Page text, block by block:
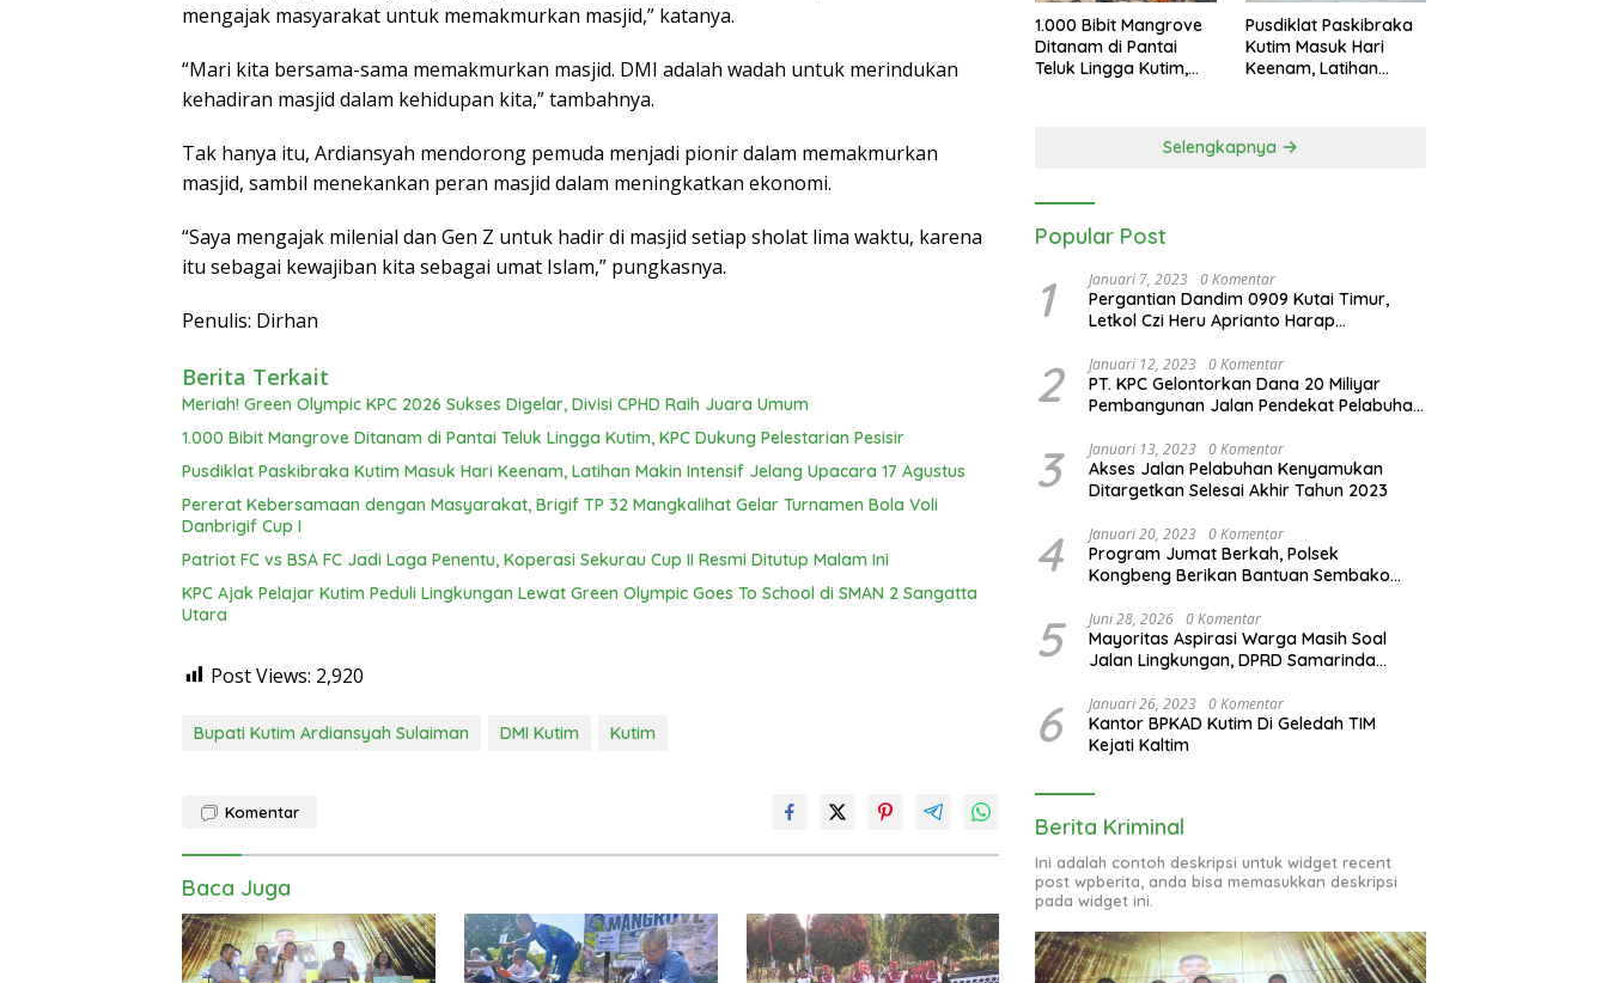
mengajak masyarakat untuk memakmurkan masjid,” katanya.
“Mari kita bersama-sama memakmurkan masjid. DMI adalah wadah untuk merindukan
kehadiran masjid dalam kehidupan kita,” tambahnya.
Tak hanya itu, Ardiansyah mendorong pemuda menjadi pionir dalam memakmurkan
masjid, sambil menekankan peran masjid dalam meningkatkan ekonomi.
“Saya mengajak milenial dan Gen Z untuk hadir di masjid setiap sholat lima waktu, karena
itu sebagai kewajiban kita sebagai umat Islam,” pungkasnya.
Penulis: Dirhan
Berita Terkait
Meriah! Green Olympic KPC 2026 Sukses Digelar, Divisi CPHD Raih Juara Umum
1.000 Bibit Mangrove Ditanam di Pantai Teluk Lingga Kutim, KPC Dukung Pelestarian Pesisir
Pusdiklat Paskibraka Kutim Masuk Hari Keenam, Latihan Makin Intensif Jelang Upacara 17 Agustus
Pererat Kebersamaan dengan Masyarakat, Brigif TP 32 Mangkalihat Gelar Turnamen Bola Voli
Danbrigif Cup I
Patriot FC vs BSA FC Jadi Laga Penentu, Koperasi Sekurau Cup II Resmi Ditutup Malam Ini
KPC Ajak Pelajar Kutim Peduli Lingkungan Lewat Green Olympic Goes To School di SMAN 2 Sangatta
Utara
Post Views: 2,920
Bupati Kutim Ardiansyah Sulaiman DMI Kutim Kutim
Komentar
Baca Juga
1.000 Bibit Mangrove
Ditanam di Pantai
Teluk Lingga Kutim,
Pusdiklat Paskibraka
Kutim Masuk Hari
Keenam, Latihan
Selengkapnya
Popular Post
1 Januari 7, 2023 0 Komentar
Pergantian Dandim 0909 Kutai Timur,
Letkol Czi Heru Aprianto Harap
2 Januari 12, 2023 0 Komentar
PT. KPC Gelontorkan Dana 20 Miliyar
Pembangunan Jalan Pendekat Pelabuhan
3 Januari 13, 2023 0 Komentar
Akses Jalan Pelabuhan Kenyamukan
Ditargetkan Selesai Akhir Tahun 2023
4 Januari 20, 2023 0 Komentar
Program Jumat Berkah, Polsek
Kongbeng Berikan Bantuan Sembako
Yatim
5 Juni 28, 2026 0 Komentar
Mayoritas Aspirasi Warga Masih Soal
Jalan Lingkungan, DPRD Samarinda
6 Januari 26, 2023 0 Komentar
Kantor BPKAD Kutim Di Geledah TIM
Kejati Kaltim
Berita Kriminal
Ini adalah contoh deskripsi untuk widget recent
post wpberita, anda bisa memasukkan deskripsi
pada widget ini.